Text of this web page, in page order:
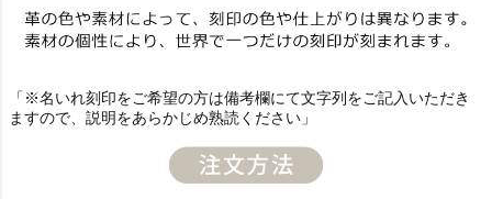
「※名いれ刻印をご希望の方は備考欄にて文字列をご記入いただき
ますので、説明をあらかじめ熟読ください」